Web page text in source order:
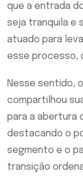
que a entrada
seja tranquila e
atuado para
esse processo,
Nesse sentido,
compartilhou
para a abertura
destacando o
segmento e o
transição